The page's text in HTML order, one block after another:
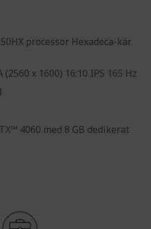
processor Hexadeca-kär
(2560 x 1600) 16:10 IPS 165 Hz
4060 med 8 GB dedikerat